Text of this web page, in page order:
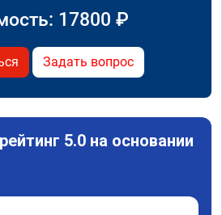
17800 ₽
Задать вопрос
5.0 на основании